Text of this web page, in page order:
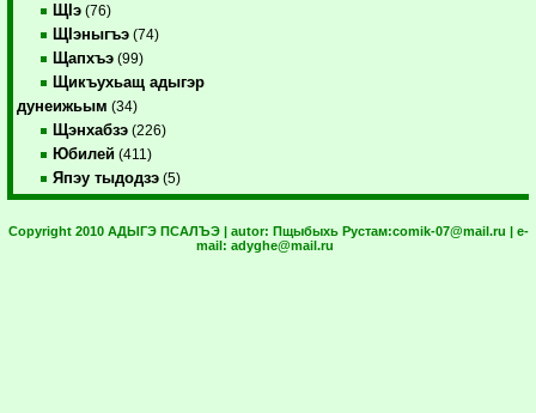
ЩIэ (76)
ЩIэныгъэ (74)
Щапхъэ (99)
Щикъухьащ адыгэр
дунеижьым (34)
Щэнхабзэ (226)
Юбилей (411)
Япэу тыдодзэ (5)
Copyright 2010 АДЫГЭ ПСАЛЪЭ | autor: Пщыбыхь Рустам:comik-07@mail.ru | e-
mail: adyghe@mail.ru